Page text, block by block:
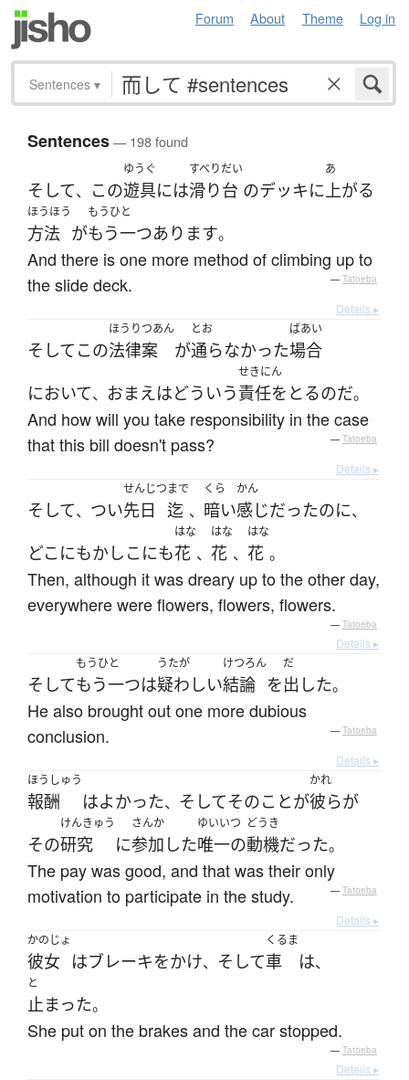
Forum About Theme Log in
Sentences ▾
Sentences— 198 found
そして、 この
ゆうぐ
遊具には
すべりだい
滑り台 のデッキに
あ
上がる
ほうほう
方法 が
もうひと
もう一つあります。
And there is one more method of climbing up to
the slide deck.
— Tatoeba
Details ▸
そして この
ほうりつあん
法律案 が
とお
通らなかった
ばあい
場合
において、 おまえはどういう
せきにん
責任をとるのだ。
And how will you take responsibility in the case
that this bill doesn't pass?
— Tatoeba
Details ▸
そして、 つい
せんじつ
先日
まで
迄 、
くら
暗い
かん
感じだったのに、
どこにもかしこにも
はな
花 、
はな
花 、
はな
花 。
Then, although it was dreary up to the other day,
everywhere were flowers, flowers, flowers.
— Tatoeba
Details ▸
そして
もうひと
もう一つは
うたが
疑わしい
けつろん
結論 を
だ
出した。
He also brought out one more dubious
conclusion.
— Tatoeba
Details ▸
ほうしゅう
報酬 はよかった、 そしてそのことが
かれ
彼らが
その
けんきゅう
研究 に
さんか
参加 した
ゆいいつ
唯一の
どうき
動機だった。
The pay was good, and that was their only
motivation to participate in the study.
— Tatoeba
Details ▸
かのじょ
彼女 はブレーキをかけ、 そして
くるま
車 は、
と
止まった。
She put on the brakes and the car stopped.
— Tatoeba
Details ▸